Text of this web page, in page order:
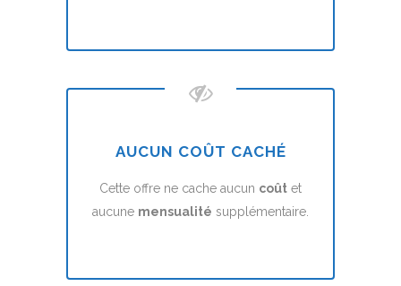
AUCUN COÛT CACHÉ
Cette offre ne cache aucun coût et
aucune mensualité supplémentaire.